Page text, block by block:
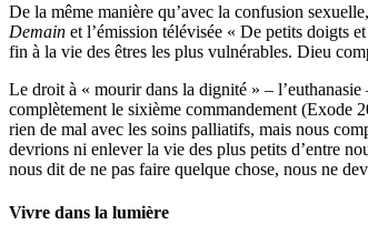
De la même manière qu’avec la confusion
Demain et l’émission télévisée « De petits doigts
fin à la vie des êtres les plus vulnérables. Dieu
Le droit à « mourir dans la dignité » –
complètement le sixième commandement (Exode
rien de mal avec les soins palliatifs, mais nous
devrions ni enlever la vie des plus petits d’entre
nous dit de ne pas faire quelque chose, nous ne
Vivre dans la lumière